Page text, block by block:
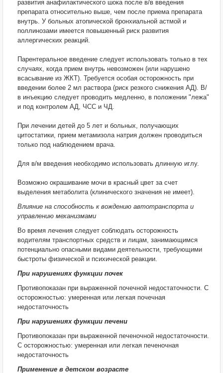
развития анафилактического шока после в/в введения
препарата относительно выше, чем после приема препарата
внутрь. У больных атопической бронхиальной астмой и
поллинозами имеется повышенный риск развития
аллергических реакций.
Парентеральное введение следует использовать только в тех
случаях, когда прием внутрь невозможен (или нарушено
всасывание из ЖКТ). Требуется особая осторожность при
введении более 2 мл раствора (риск резкого снижения АД). В/
в инъекцию следует проводить медленно, в положении "лежа"
и под контролем АД, ЧСС и ЧД.
При лечении детей до 5 лет и больных, получающих
цитостатики, прием метамизола натрия должен проводиться
только под наблюдением врача.
Для в/м введения необходимо использовать длинную иглу.
Возможно окрашивание мочи в красный цвет за счет
выделения метаболита (клинического значения не имеет).
Влияние на способность к вождению автотранспорта и
управлению механизмами
Во время лечения следует соблюдать осторожность
водителям транспортных средств и лицам, занимающимся
потенциально опасными видами деятельности, требующими
быстроты физической и психической реакции.
При нарушениях функции почек
Противопоказан при выраженной почечной недостаточности. С
осторожностью: умеренная или легкая почечная
недостаточность
При нарушениях функции печени
Противопоказан при выраженной печеночной недостаточности.
С осторожностью: умеренная или легкая печеночная
недостаточность
Применение в детском возрасте